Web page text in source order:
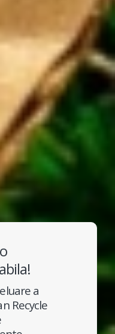
a
Recycle